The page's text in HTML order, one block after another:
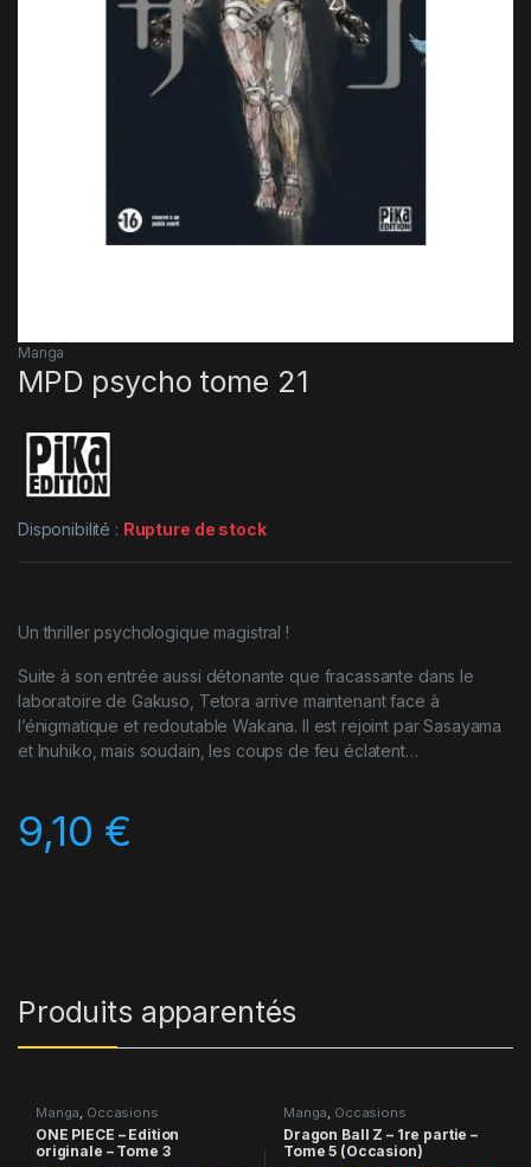
Manga
MPD psycho tome 21
Disponibilité : Rupture de stock
Un thriller psychologique magistral !
Suite à son entrée aussi détonante que fracassante dans le
laboratoire de Gakuso, Tetora arrive maintenant face à
l’énigmatique et redoutable Wakana. Il est rejoint par Sasayama
et Inuhiko, mais soudain, les coups de feu éclatent…
9,10 €
Produits apparentés
Manga, Occasions
ONE PIECE – Edition
originale – Tome 3
Manga, Occasions
Dragon Ball Z – 1re partie –
Tome 5 (Occasion)